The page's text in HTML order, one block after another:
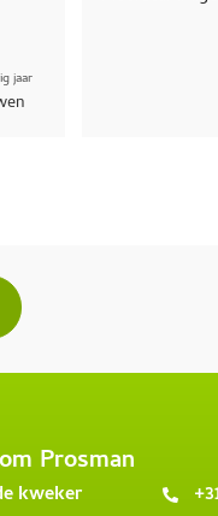
Prosman
kweker